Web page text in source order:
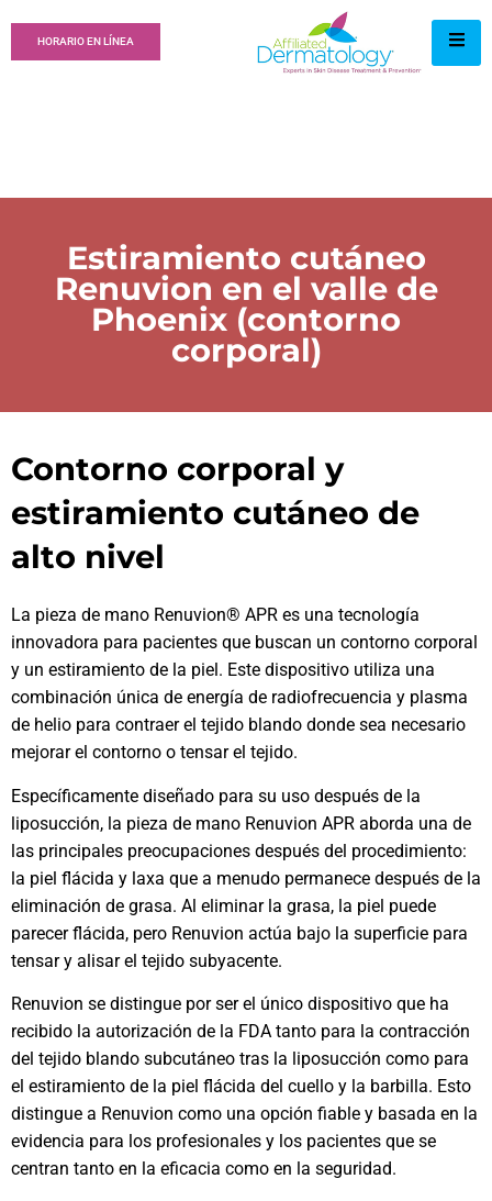
HORARIO EN LÍNEA
Estiramiento cutáneo
Renuvion en el valle de
Phoenix (contorno
corporal)
Contorno corporal y
estiramiento cutáneo de
alto nivel
La pieza de mano Renuvion® APR es una tecnología
innovadora para pacientes que buscan un contorno corporal
y un estiramiento de la piel. Este dispositivo utiliza una
combinación única de energía de radiofrecuencia y plasma
de helio para contraer el tejido blando donde sea necesario
mejorar el contorno o tensar el tejido.
Específicamente diseñado para su uso después de la
liposucción, la pieza de mano Renuvion APR aborda una de
las principales preocupaciones después del procedimiento:
la piel flácida y laxa que a menudo permanece después de la
eliminación de grasa. Al eliminar la grasa, la piel puede
parecer flácida, pero Renuvion actúa bajo la superficie para
tensar y alisar el tejido subyacente.
Renuvion se distingue por ser el único dispositivo que ha
recibido la autorización de la FDA tanto para la contracción
del tejido blando subcutáneo tras la liposucción como para
el estiramiento de la piel flácida del cuello y la barbilla. Esto
distingue a Renuvion como una opción fiable y basada en la
evidencia para los profesionales y los pacientes que se
centran tanto en la eficacia como en la seguridad.